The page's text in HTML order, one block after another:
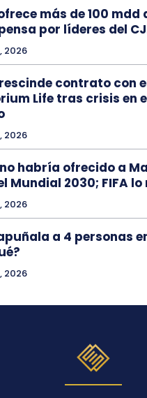
ofrece más de 100 mdd
por líderes del
2026
contrato con
Life tras crisis en
2026
habría ofrecido a
Mundial 2030; FIFA lo
2026
a 4 personas
2026